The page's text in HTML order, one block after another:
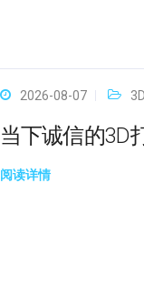
2026-08-07
当下诚信的3D
阅读详情